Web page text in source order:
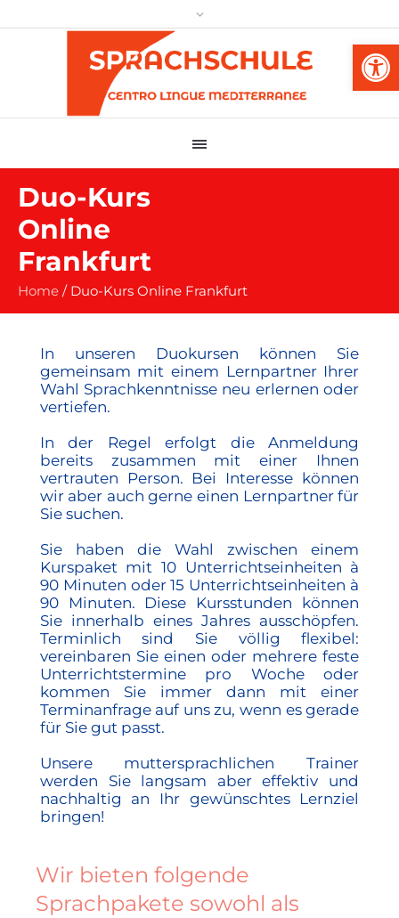
Duo-Kurs
Online
Frankfurt
Home / Duo-Kurs Online Frankfurt
In unseren Duokursen können Sie
gemeinsam mit einem Lernpartner Ihrer
Wahl Sprachkenntnisse neu erlernen oder
vertiefen.
In der Regel erfolgt die Anmeldung
bereits zusammen mit einer Ihnen
vertrauten Person. Bei Interesse können
wir aber auch gerne einen Lernpartner für
Sie suchen.
Sie haben die Wahl zwischen einem
Kurspaket mit 10 Unterrichtseinheiten à
90 Minuten oder 15 Unterrichtseinheiten à
90 Minuten. Diese Kursstunden können
Sie innerhalb eines Jahres ausschöpfen.
Terminlich sind Sie völlig flexibel:
vereinbaren Sie einen oder mehrere feste
Unterrichtstermine pro Woche oder
kommen Sie immer dann mit einer
Terminanfrage auf uns zu, wenn es gerade
für Sie gut passt.
Unsere muttersprachlichen Trainer
werden Sie langsam aber effektiv und
nachhaltig an Ihr gewünschtes Lernziel
bringen!
Wir bieten folgende
Sprachpakete sowohl als